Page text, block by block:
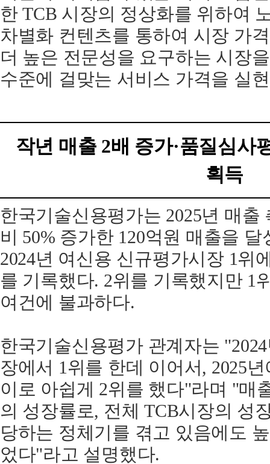
한 TCB 시장의 정상화를 위하여
차별화 컨텐츠를 통하여 시장 가
더 높은 전문성을 요구하는 시장
수준에 걸맞는 서비스 가격을 실
작년 매출 2배 증가·품질심사
획득
한국기술신용평가는 2025년 매
비 50% 증가한 120억원 매출을
2024년 여신용 신규평가시장 1위
를 기록했다. 2위를 기록했지만 1
여건에 불과하다.
한국기술신용평가 관계자는
장에서 1위를 한데 이어서, 2025
이로 아쉽게 2위를 했다"라며 "매
의 성장률로, 전체 TCB시장의 성
당하는 정체기를 겪고 있음에도
었다"라고 설명했다.